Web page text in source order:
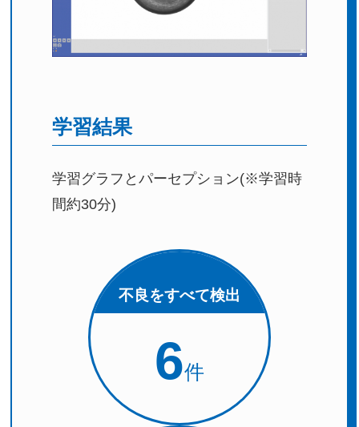
学習結果
学習グラフとパーセプション(※学習時
間約30分)
不良をすべて検出
6件